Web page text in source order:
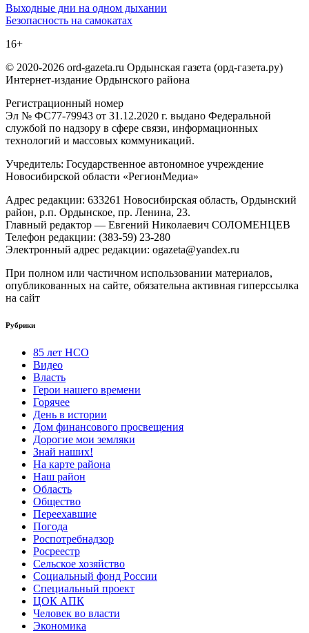
Навигация
по
записям
Выходные дни на одном дыхании
Безопасность на самокатах
16+
© 2020-2026 ord-gazeta.ru Ордынская газета (орд-газета.ру)
Интернет-издание Ордынского района
Регистрационный номер
Эл № ФС77-79943 от 31.12.2020 г. выдано Федеральной
службой по надзору в сфере связи, информационных
технологий и массовых коммуникаций.
Учредитель: Государственное автономное учреждение
Новосибирской области «РегионМедиа»
Адрес редакции: 633261 Новосибирская область, Ордынский
район, р.п. Ордынское, пр. Ленина, 23.
Главный редактор — Евгений Николаевич СОЛОМЕНЦЕВ
Телефон редакции: (383-59) 23-280
Электронный адрес редакции: ogazeta@yandex.ru
При полном или частичном использовании материалов,
опубликованных на сайте, обязательна активная гиперссылка
на сайт
Рубрики
85 лет НСО
Видео
Власть
Герои нашего времени
Горячее
День в истории
Дом финансового просвещения
Дорогие мои земляки
Знай наших!
На карте района
Наш район
Область
Общество
Переехавшие
Погода
Роспотребнадзор
Росреестр
Сельское хозяйство
Социальный фонд России
Специальный проект
ЦОК АПК
Человек во власти
Экономика